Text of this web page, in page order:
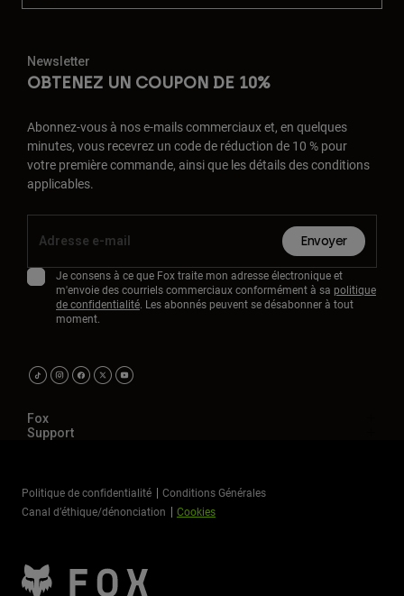
Newsletter
OBTENEZ UN COUPON DE 10%
Abonnez-vous à nos e-mails commerciaux et, en quelques
minutes, vous recevrez un code de réduction de 10 % pour
votre première commande, ainsi que les détails des conditions
applicables.
Envoyer
Je consens à ce que Fox traite mon adresse électronique et
m'envoie des courriels commerciaux conformément à sa politique
de confidentialité. Les abonnés peuvent se désabonner à tout
moment.
Fox
Support
Politique de confidentialité
Conditions Générales
Canal d’éthique/dénonciation
Cookies